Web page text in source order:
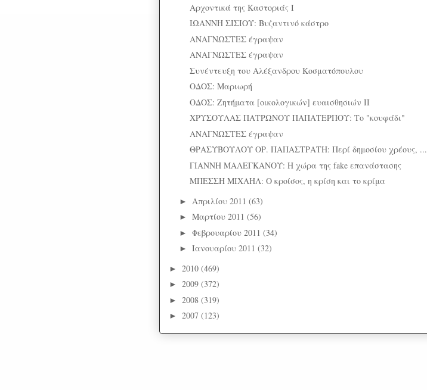
Αρχοντικά της Καστοριάς Ι
ΙΩΑΝΝΗ ΣΙΣΙΟΥ: Βυζαντινό κάστρο
ΑΝΑΓΝΩΣΤΕΣ έγραψαν
ΑΝΑΓΝΩΣΤΕΣ έγραψαν
Συνέντευξη του Αλέξανδρου Κοσματόπουλου
ΟΔΟΣ: Μαριωρή
ΟΔΟΣ: Ζητήματα [οικολογικών] ευαισθησιών ΙΙ
ΧΡΥΣΟΥΛΑΣ ΠΑΤΡΩΝΟΥ ΠΑΠΑΤΕΡΠΟΥ: Το "κουφάδι"
ΑΝΑΓΝΩΣΤΕΣ έγραψαν
ΘΡΑΣΥΒΟΥΛΟΥ ΟΡ. ΠΑΠΑΣΤΡΑΤΗ: Περί δημοσίου χρέους, ...
ΓΙΑΝΝΗ ΜΑΛΕΓΚΑΝΟΥ: Η χώρα της fake επανάστασης
ΜΠΕΣΣΗ ΜΙΧΑΗΛ: Ο κροίσος, η κρίση και το κρίμα
► Απριλίου 2011 (63)
► Μαρτίου 2011 (56)
► Φεβρουαρίου 2011 (34)
► Ιανουαρίου 2011 (32)
► 2010 (469)
► 2009 (372)
► 2008 (319)
► 2007 (123)